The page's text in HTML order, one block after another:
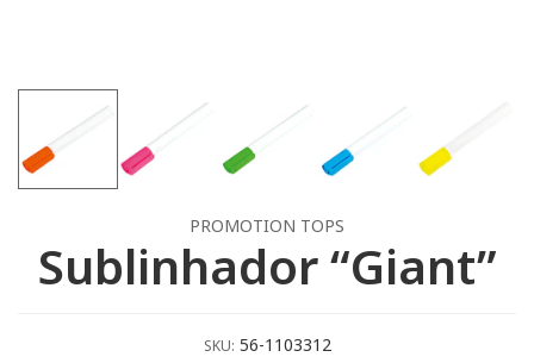
PROMOTION TOPS
Sublinhador “Giant”
SKU: 56-1103312